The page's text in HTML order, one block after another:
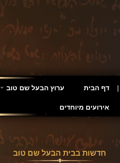
דף הבית ערוץ הבעל שם טוב
אירועים מיוחדים
חדשות בבית הבעל שם טוב